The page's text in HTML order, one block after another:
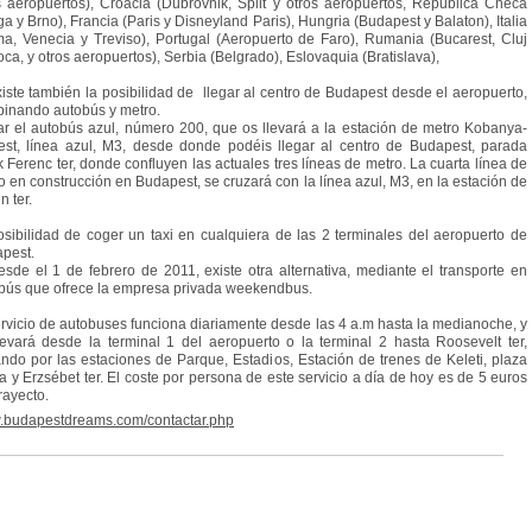
aeropuertos), Croacia (Dubrovnik, Split y otros aeropuertos, Republica Checa
y Brno), Francia (Paris y Disneyland Paris), Hungria (Budapest y Balaton), Italia
Venecia y Treviso), Portugal (Aeropuerto de Faro), Rumania (Bucarest, Cluj
y otros aeropuertos), Serbia (Belgrado), Eslovaquia (Bratislava),
también la posibilidad de llegar al centro de Budapest desde el aeropuerto,
autobús y metro.
el autobús azul, número 200, que os llevará a la estación de metro Kobanya-
línea azul, M3, desde donde podéis llegar al centro de Budapest, parada
Ferenc ter, donde confluyen las actuales tres líneas de metro. La cuarta línea de
en construcción en Budapest, se cruzará con la línea azul, M3, en la estación de
ter.
de coger un taxi en cualquiera de las 2 terminales del aeropuerto de
el 1 de febrero de 2011, existe otra alternativa, mediante el transporte en
que ofrece la empresa privada weekendbus.
de autobuses funciona diariamente desde las 4 a.m hasta la medianoche, y
desde la terminal 1 del aeropuerto o la terminal 2 hasta Roosevelt ter,
por las estaciones de Parque, Estadios, Estación de trenes de Keleti, plaza
y Erzsébet ter. El coste por persona de este servicio a día de hoy es de 5 euros
contactar.php